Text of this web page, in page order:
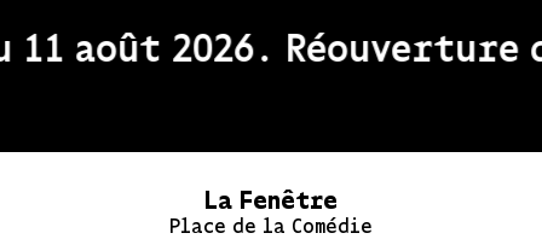
août 2026. Réouverture
La Fenêtre
Place de la Comédie